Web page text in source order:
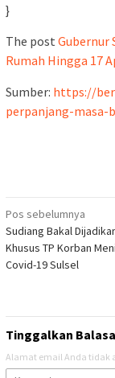
}
The post Gubernur
Rumah Hingga 17
Sumber: https://
perpanjang-
Navigasi
pos
Pos sebelumnya
Sudiang Bakal
Khusus TP Korban
Covid-19 Sulsel
Tinggalkan
Alamat email Anda tidak